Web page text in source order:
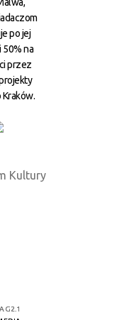
po jej
50% na
przez
Kultury
2.1